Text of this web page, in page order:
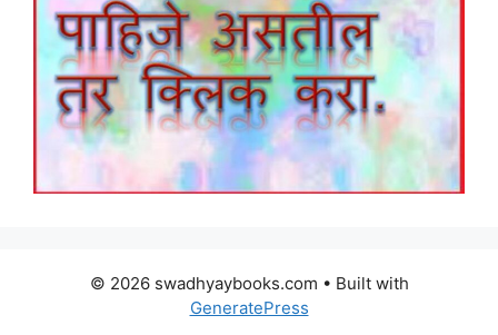
© 2026 swadhyaybooks.com • Built with
GeneratePress